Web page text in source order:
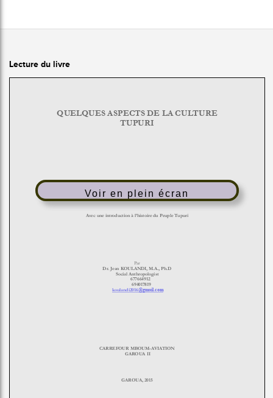
Lecture du livre
Voir en plein écran